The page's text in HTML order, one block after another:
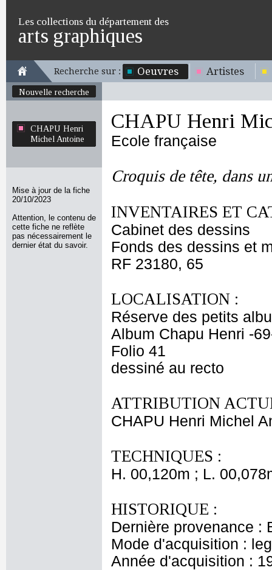
Les collections du département des
arts graphiques
Recherche sur : Oeuvres Artistes
Nouvelle recherche
CHAPU Henri
Michel Antoine
Mise à jour de la fiche
20/10/2023
Attention, le contenu de
cette fiche ne reflète
pas nécessairement le
dernier état du savoir.
CHAPU Henri
Ecole française
Croquis de tête, dans
INVENTAIRES ET
Cabinet des dessins
Fonds des dessins et
RF 23180, 65
LOCALISATION :
Réserve des petits
Album Chapu Henri -
Folio 41
dessiné au recto
ATTRIBUTION
CHAPU Henri Michel
TECHNIQUES :
H. 00,120m ; L.
HISTORIQUE :
Dernière provenance :
Mode d'acquisition :
Année d'acquisition :